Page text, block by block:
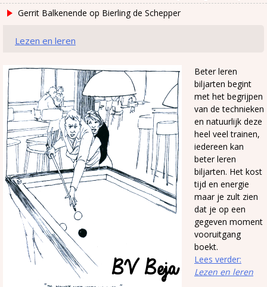
Gerrit Balkenende op Bierling de Schepper
Lezen en leren
Beter leren
biljarten begint
met het begrijpen
van de technieken
en natuurlijk deze
heel veel trainen,
iedereen kan
beter leren
biljarten. Het kost
tijd en energie
maar je zult zien
dat je op een
gegeven moment
vooruitgang
boekt.
Lees verder:
Lezen en leren